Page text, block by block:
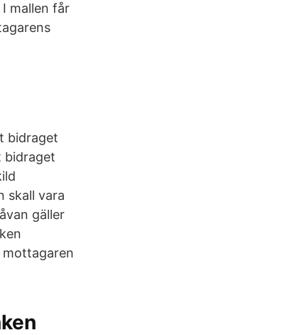
mallen får
bidraget
bidraget
skall vara
gäller